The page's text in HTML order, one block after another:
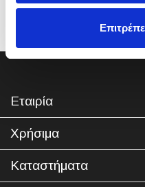
Εταιρία
Χρήσιμα
Καταστήματα